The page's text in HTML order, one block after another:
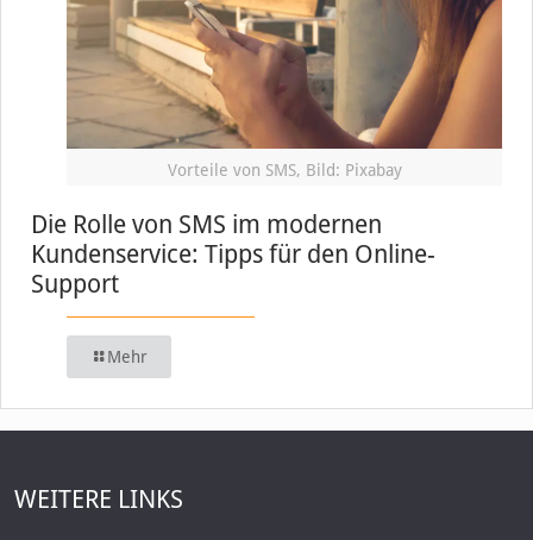
Vorteile von SMS, Bild: Pixabay
Die Rolle von SMS im modernen
Kundenservice: Tipps für den Online-
Support
Mehr
WEITERE LINKS